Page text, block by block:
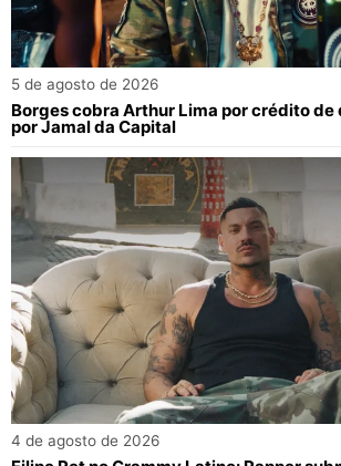
5 de agosto de 2026
Borges cobra Arthur Lima por crédito
por Jamal da Capital
4 de agosto de 2026